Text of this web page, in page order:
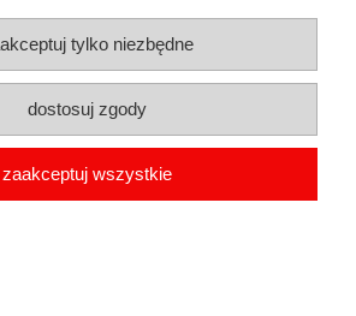
lusterka i magnesy z
— małe przedmioty, duże
znaczenie
łącząestetykę z funkcjonalnością
otwieraczem mogą towarzyszyć każdego
tylko niezbędne
dostosuj zgody
zaakceptuj wszystkie